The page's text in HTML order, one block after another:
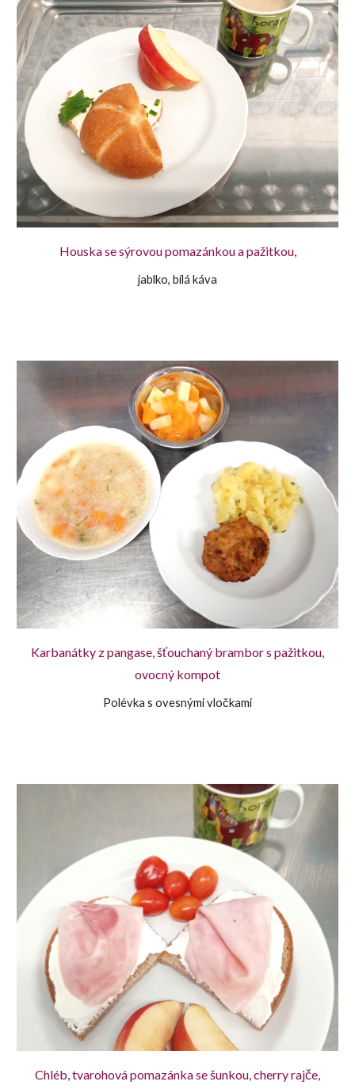
Houska se sýrovou pomazánkou a pažitkou,
jablko, bílá káva
Karbanátky z pangase, šťouchaný brambor s pažitkou,
ovocný kompot
Polévka s ovesnými vločkami
Chléb, tvarohová pomazánka se šunkou, cherry rajče,